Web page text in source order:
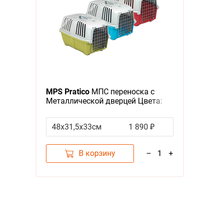
MPS PraticoМПС переноска с
Металлической дверцей Цвета:
(указывайте цвет в комментарии
к заказу)
48х31,5х33см 1 890 ₽
В корзину – 1 +